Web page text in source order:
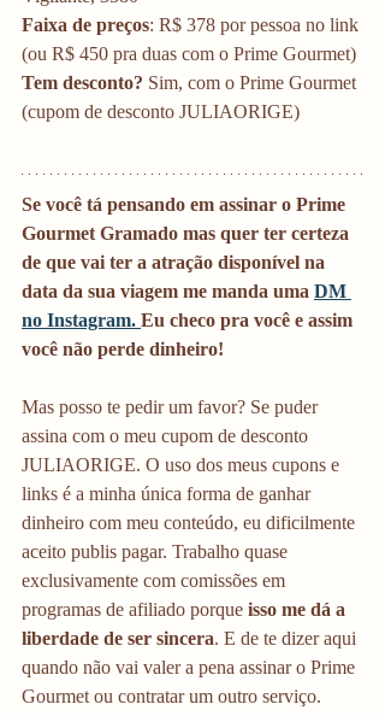
Faixa de preços: R$ 378 por pessoa no link
(ou R$ 450 pra duas com o Prime Gourmet)
Tem desconto? Sim, com o Prime Gourmet
(cupom de desconto JULIAORIGE)
Se você tá pensando em assinar o Prime
Gourmet Gramado mas quer ter certeza
de que vai ter a atração disponível na
data da sua viagem me manda uma DM
no Instagram. Eu checo pra você e assim
você não perde dinheiro!
Mas posso te pedir um favor? Se puder
assina com o meu cupom de desconto
JULIAORIGE. O uso dos meus cupons e
links é a minha única forma de ganhar
dinheiro com meu conteúdo, eu dificilmente
aceito publis pagar. Trabalho quase
exclusivamente com comissões em
programas de afiliado porque isso me dá a
liberdade de ser sincera. E de te dizer aqui
quando não vai valer a pena assinar o Prime
Gourmet ou contratar um outro serviço.